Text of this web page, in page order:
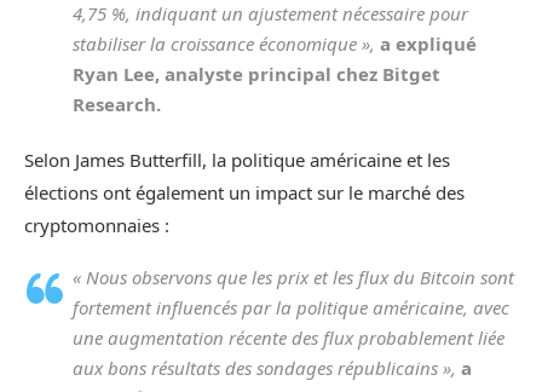
4,75 %, indiquant un ajustement nécessaire pour
stabiliser la croissance économique », a expliqué
Ryan Lee, analyste principal chez Bitget
Research.
Selon James Butterfill, la politique américaine et les
élections ont également un impact sur le marché des
cryptomonnaies :
« Nous observons que les prix et les flux du Bitcoin sont
fortement influencés par la politique américaine, avec
une augmentation récente des flux probablement liée
aux bons résultats des sondages républicains », a